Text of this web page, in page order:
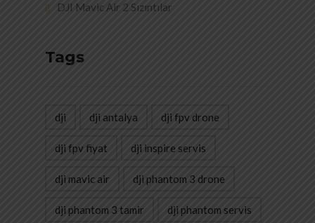
DJI Mavic Air 2 Sızıntılar
Tags
dji dji antalya dji fpv drone
dji fpv fiyat dji inspire servis
dji mavic air dji phantom 3 drone
dji phantom 3 tamir dji phantom servis